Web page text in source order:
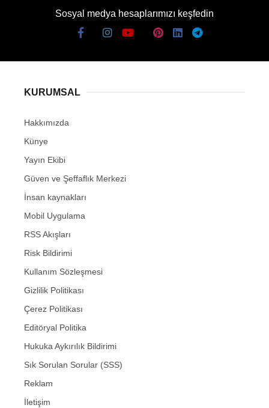
Sosyal medya hesaplarımızı keşfedin
KURUMSAL
Hakkımızda
Künye
Yayın Ekibi
Güven ve Şeffaflık Merkezi
İnsan kaynakları
Mobil Uygulama
RSS Akışları
Risk Bildirimi
Kullanım Sözleşmesi
Gizlilik Politikası
Çerez Politikası
Editöryal Politika
Hukuka Aykırılık Bildirimi
Sık Sorulan Sorular (SSS)
Reklam
İletişim